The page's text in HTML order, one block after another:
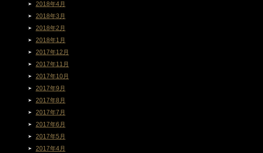
2018年4月
2018年3月
2018年2月
2018年1月
2017年12月
2017年11月
2017年10月
2017年9月
2017年8月
2017年7月
2017年6月
2017年5月
2017年4月